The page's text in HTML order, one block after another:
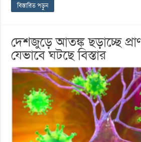
বিস্তারিত পড়ুন
দেশজুড়ে আতঙ্ক ছড়াচ্ছে
যেভাবে ঘটছে বিস্তার